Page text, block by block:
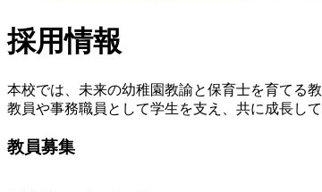
採用情報
本校では、未来の幼稚園教諭と保育士を育てる
教員や事務職員として学生を支え、共に成長し
教員募集